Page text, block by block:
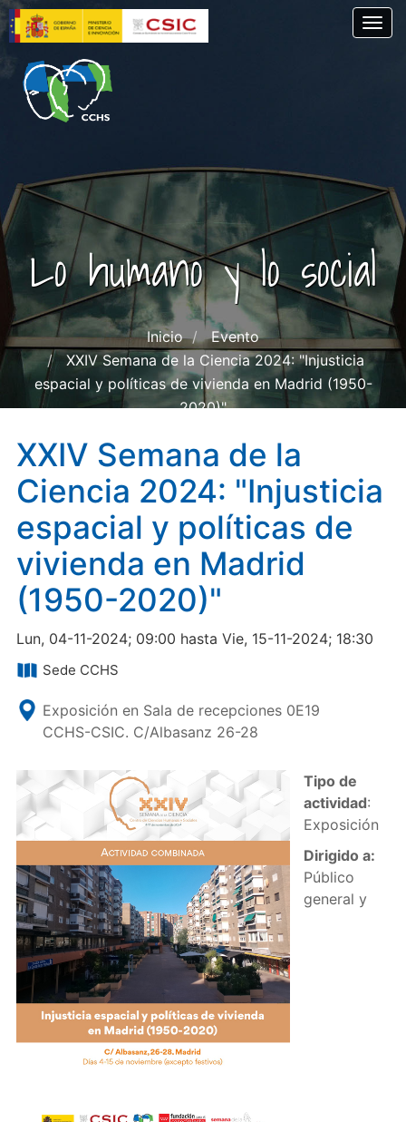
Pasar
al
contenido
principal
Lo humano y lo social
Inicio
Evento
XXIV Semana de la Ciencia 2024: "Injusticia
espacial y políticas de vivienda en Madrid (1950-
2020)"
XXIV Semana de la
Ciencia 2024: "Injusticia
espacial y políticas de
vivienda en Madrid
(1950-2020)"
Lun, 04-11-2024; 09:00 hasta Vie, 15-11-2024; 18:30
Sede CCHS
Exposición en Sala de recepciones 0E19
CCHS-CSIC. C/Albasanz 26-28
Tipo de
actividad:
Exposición
Dirigido a:
Público
general y